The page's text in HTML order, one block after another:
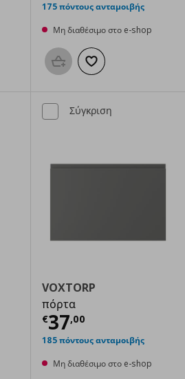
175 πόντους ανταμοιβής
Μη διαθέσιμο στο e-shop
Προσθήκη στο καλάθι
Προσθήκη στα
€ 46,00
Σύγκριση
VOXTORP
πόρτα
€37,00
Τρέχουσα
185 πόντους ανταμοιβής
Μη διαθέσιμο στο e-shop